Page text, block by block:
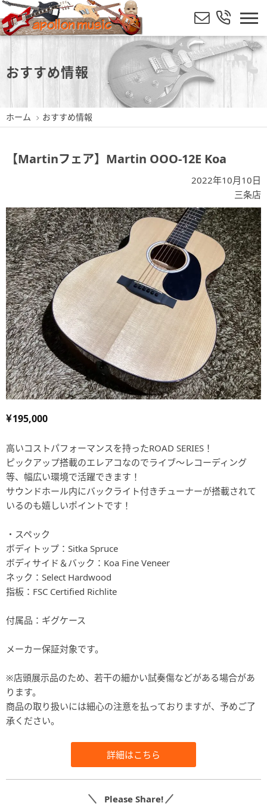
おすすめ情報
ホーム おすすめ情報
【Martinフェア】Martin OOO-12E Koa
2022年10月10日
三条店
195,000
高いコストパフォーマンスを持ったROAD SERIES！
ピックアップ搭載のエレアコなのでライブ～レコーディング
等、幅広い環境で活躍できます！
サウンドホール内にバックライト付きチューナーが搭載されて
いるのも嬉しいポイントです！
・スペック
ボディトップ：Sitka Spruce
ボディサイド＆バック：Koa Fine Veneer
ネック：Select Hardwood
指板：FSC Certified Richlite
付属品：ギグケース
メーカー保証対象です。
※店頭展示品のため、若干の細かい試奏傷などがある場合があ
ります。
商品の取り扱いには細心の注意を払っておりますが、予めご了
承ください。
詳細はこちら
Please Share!